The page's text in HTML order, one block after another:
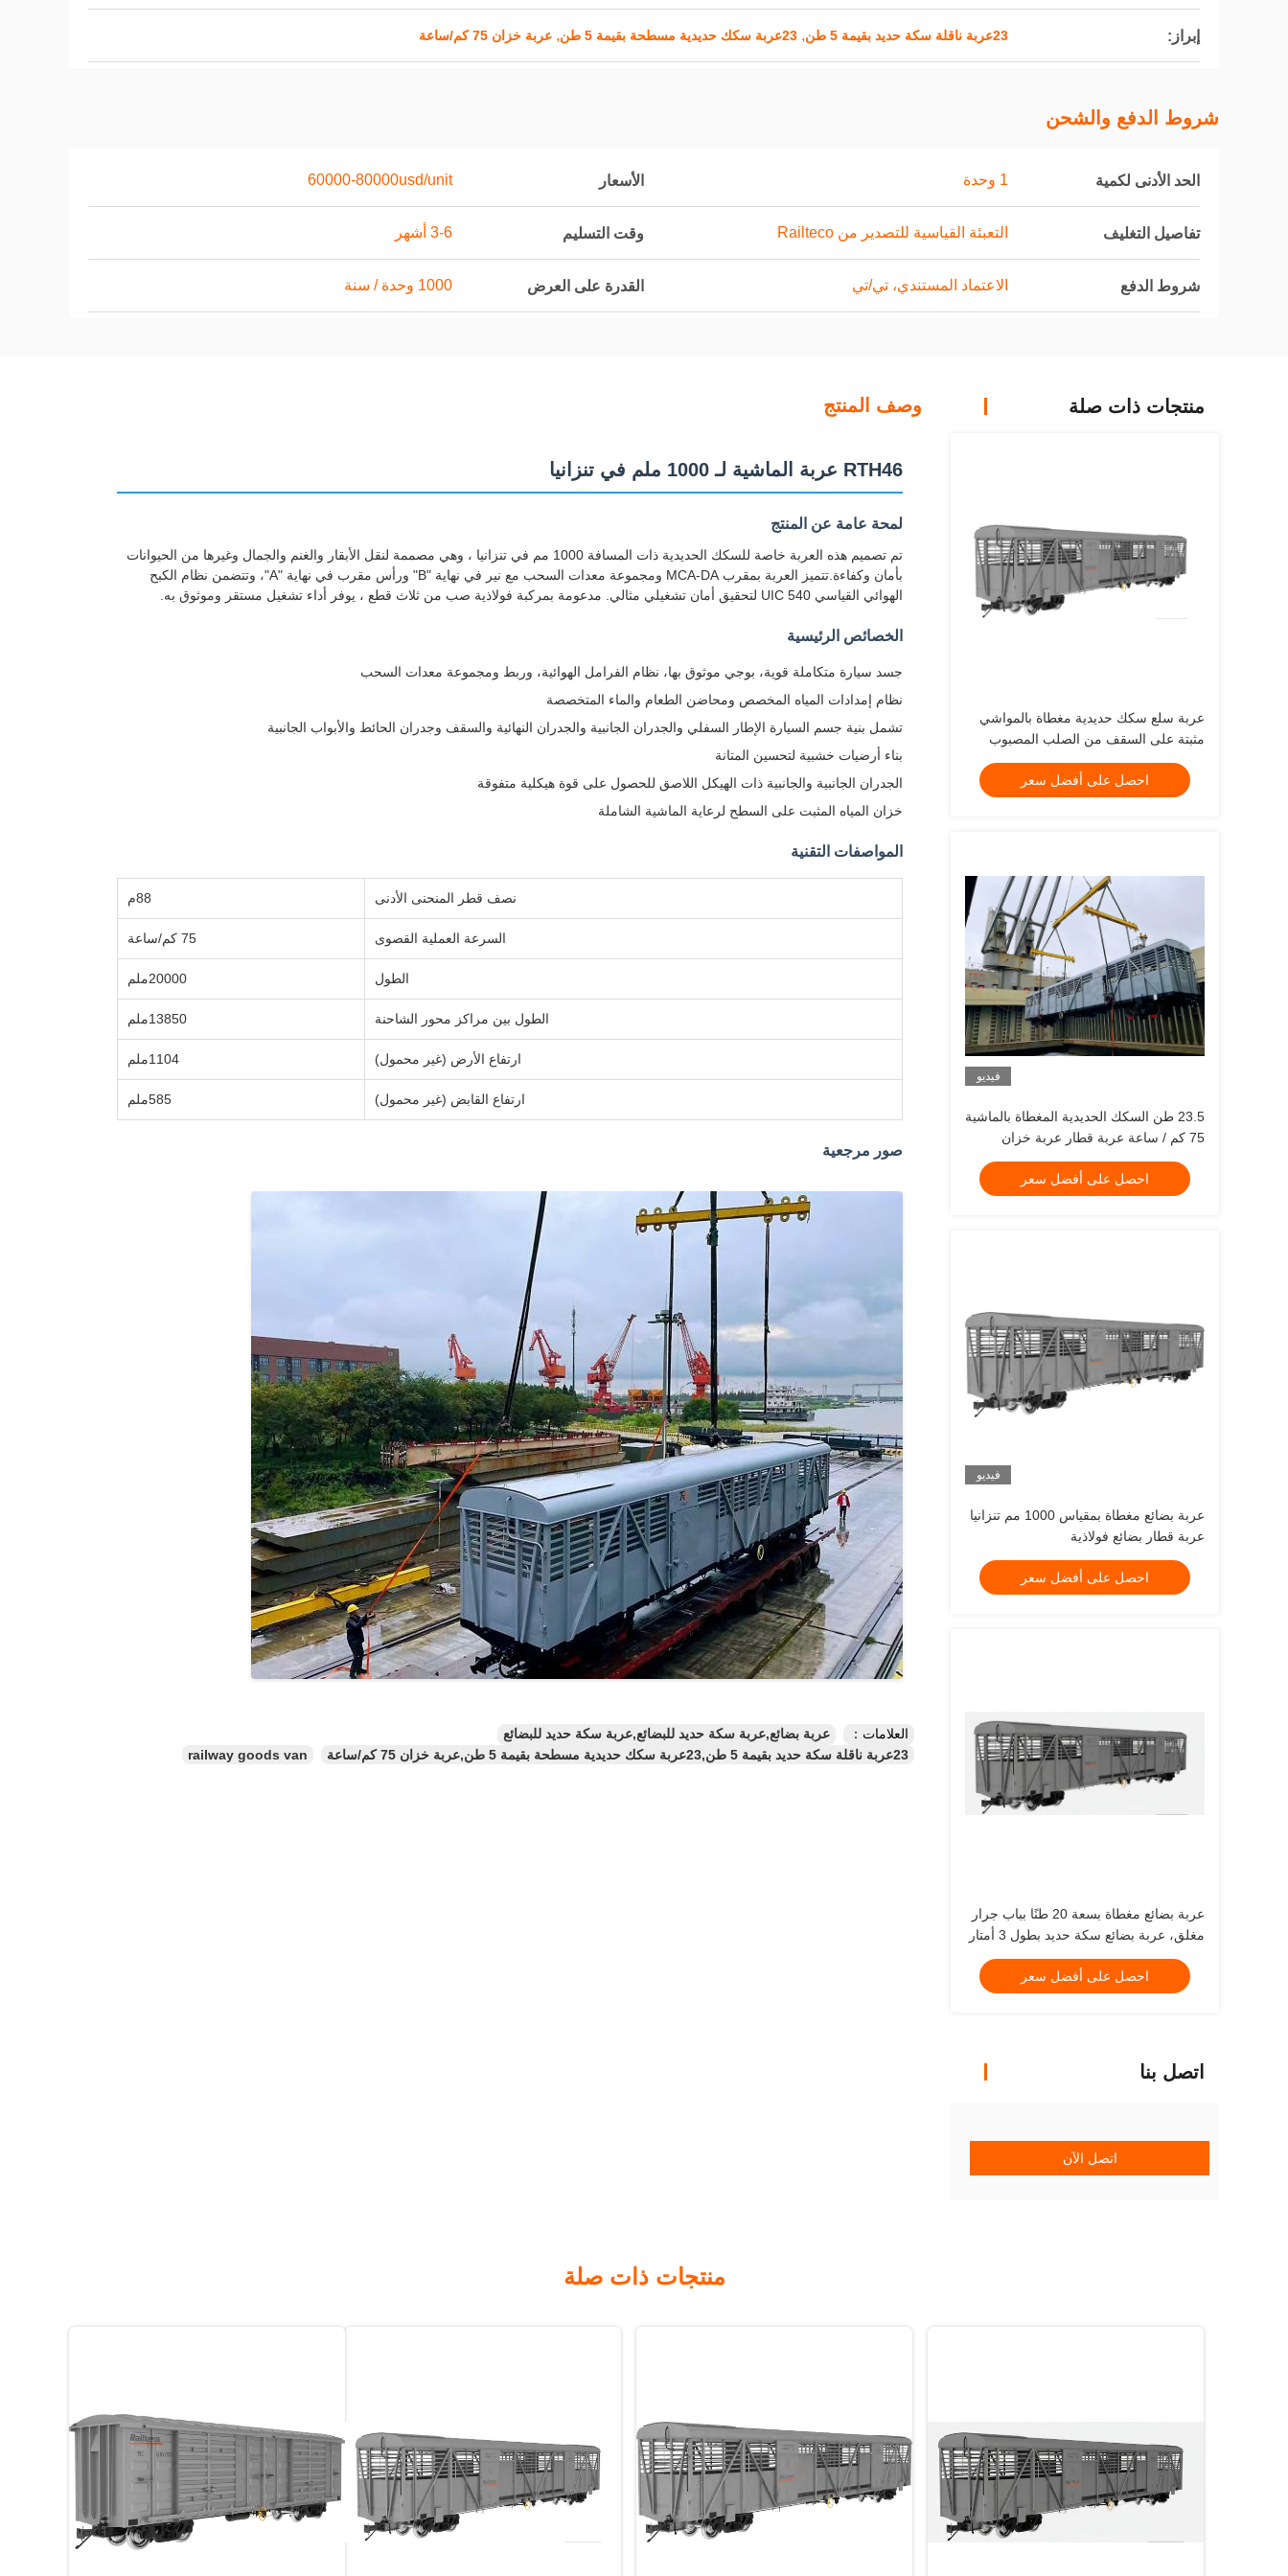
إبراز: 23عربة ناقلة سكة حديد بقيمة 5 طن , 23عربة سكك حديدية مسطحة بقيمة 5 طن , عربة خزان 75 كم/ساعة
شروط الدفع والشحن
الحد الأدنى لكمية 1 وحدة الأسعار 60000-80000usd/unit
تفاصيل التغليف التعبئة القياسية للتصدير من Railteco وقت التسليم 3-6 أشهر
شروط الدفع الاعتماد المستندي، تي/تي القدرة على العرض 1000 وحدة / سنة
منتجات ذات صلة
عربة سلع سكك حديدية مغطاة بالمواشي
مثبتة على السقف من الصلب المصبوب
احصل على أفضل سعر
فيديو
23.5 طن السكك الحديدية المغطاة بالماشية
75 كم / ساعة عربة قطار عربة خزان
احصل على أفضل سعر
فيديو
عربة بضائع مغطاة بمقياس 1000 مم تنزانيا
عربة قطار بضائع فولاذية
احصل على أفضل سعر
عربة بضائع مغطاة بسعة 20 طنًا بباب جرار
مغلق، عربة بضائع سكة حديد بطول 3 أمتار
احصل على أفضل سعر
اتصل بنا
اتصل الآن
وصف المنتج
RTH46 عربة الماشية لـ 1000 ملم في تنزانيا
لمحة عامة عن المنتج
تم تصميم هذه العربة خاصة للسكك الحديدية ذات المسافة 1000 مم في تنزانيا ، وهي مصممة لنقل الأبقار والغنم والجمال وغيرها من الحيوانات
بأمان وكفاءة.تتميز العربة بمقرب MCA-DA ومجموعة معدات السحب مع نير في نهاية "B" ورأس مقرب في نهاية "A"، وتتضمن نظام الكبح
الهوائي القياسي UIC 540 لتحقيق أمان تشغيلي مثالي. مدعومة بمركبة فولاذية صب من ثلاث قطع ، يوفر أداء تشغيل مستقر وموثوق به.
الخصائص الرئيسية
جسد سيارة متكاملة قوية، بوجي موثوق بها، نظام الفرامل الهوائية، وربط ومجموعة معدات السحب
نظام إمدادات المياه المخصص ومحاضن الطعام والماء المتخصصة
تشمل بنية جسم السيارة الإطار السفلي والجدران الجانبية والجدران النهائية والسقف وجدران الحائط والأبواب الجانبية
بناء أرضيات خشبية لتحسين المتانة
الجدران الجانبية والجانبية ذات الهيكل اللاصق للحصول على قوة هيكلية متفوقة
خزان المياه المثبت على السطح لرعاية الماشية الشاملة
المواصفات التقنية
نصف قطر المنحنى الأدنى 88م
السرعة العملية القصوى 75 كم/ساعة
الطول 20000ملم
الطول بين مراكز محور الشاحنة 13850ملم
ارتفاع الأرض (غير محمول) 1104ملم
ارتفاع القابض (غير محمول) 585ملم
صور مرجعية
العلامات：
عربة بضائع,عربة سكة حديد للبضائع,عربة سكة حديد للبضائع
23عربة ناقلة سكة حديد بقيمة 5 طن,23عربة سكك حديدية مسطحة بقيمة 5 طن,عربة خزان 75 كم/ساعة
railway goods van
منتجات ذات صلة